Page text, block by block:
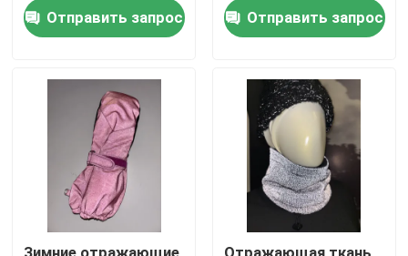
отражательная ткань
Отражательный тубопровод
Отражательный Webbing
Отправить запрос
Отправить запрос
Зимние отражающие
Отражающая ткань